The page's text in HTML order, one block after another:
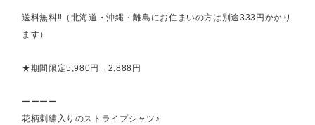
送料無料‼（北海道・沖縄・離島にお住まいの方は別途333円かかり
ます）
★期間限定5,980円→2,888円
ーーーー
花柄刺繍入りのストライプシャツ♪